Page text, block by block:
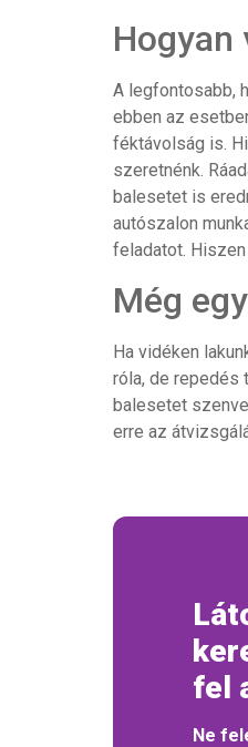
Hogyan
A legfontosabb,
ebben az
féktávolság is.
szeretnénk.
balesetet is
autószalon
feladatot.
Még
Ha vidéken
róla, de repedés
balesetet
erre az
fel
Ne